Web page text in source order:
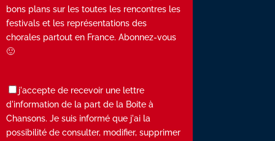
bons plans sur les toutes les rencontres les
festivals et les représentations des
chorales partout en France. Abonnez-vous
🙂
j'accepte de recevoir une lettre
d'information de la part de la Boite à
Chansons. Je suis informé que j'ai la
possibilité de consulter, modifier, supprimer